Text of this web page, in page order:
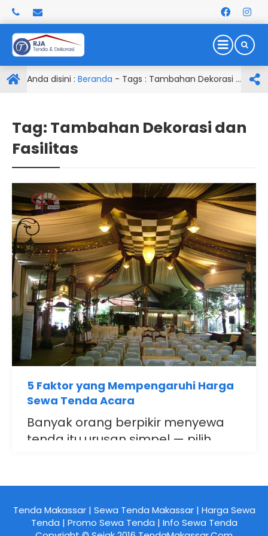
Anda disini : Beranda - Tags : Tambahan Dekorasi dan Fasilitas
Tag: Tambahan Dekorasi dan
Fasilitas
5 Faktor yang Mempengaruhi Harga
Sewa Tenda Acara
Banyak orang berpikir menyewa
tenda itu urusan simpel — pilih..
Tenda Makassar | Sewa Tenda Makassar | Harga Sewa
Tenda | Promo Sewa Tenda | Info Sewa Tenda